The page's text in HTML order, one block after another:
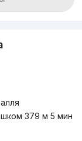
379 м 5 мин